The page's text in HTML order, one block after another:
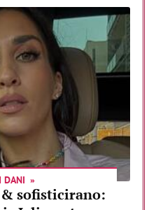
DANI
sofisticirano: